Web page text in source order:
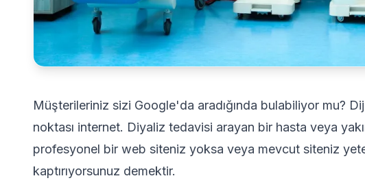
Müşterileriniz sizi Google'da aradığında bulabiliyor mu?
noktası internet. Diyaliz tedavisi arayan bir hasta veya
profesyonel bir web siteniz yoksa veya mevcut siteniz
kaptırıyorsunuz demektir.